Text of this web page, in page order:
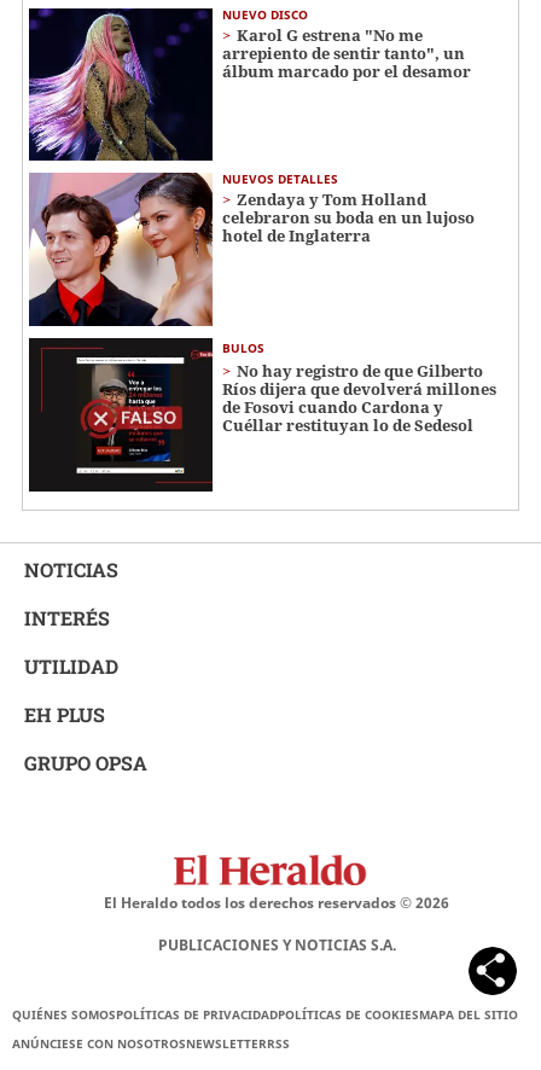
NUEVO DISCO
Karol G estrena "No me
arrepiento de sentir tanto", un
álbum marcado por el desamor
NUEVOS DETALLES
Zendaya y Tom Holland
celebraron su boda en un lujoso
hotel de Inglaterra
BULOS
No hay registro de que Gilberto
Ríos dijera que devolverá millones
de Fosovi cuando Cardona y
Cuéllar restituyan lo de Sedesol
NOTICIAS
INTERÉS
UTILIDAD
EH PLUS
GRUPO OPSA
El Heraldo todos los derechos reservados ©2026
PUBLICACIONES Y NOTICIAS S.A.
QUIÉNES SOMOSPOLÍTICAS DE PRIVACIDADPOLÍTICAS DE COOKIESMAPA DEL SITIO
ANÚNCIESE CON NOSOTROSNEWSLETTERRSS